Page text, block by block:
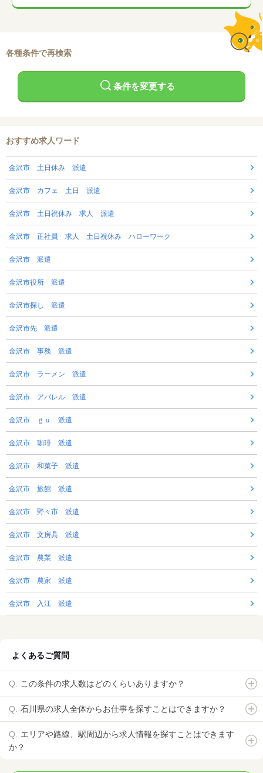
各種条件で再検索
条件を変更する
おすすめ求人ワード
金沢市 土日休み 派遣
金沢市 カフェ 土日 派遣
金沢市 土日祝休み 求人 派遣
金沢市 正社員 求人 土日祝休み ハローワーク
金沢市 派遣
金沢市役所 派遣
金沢市探し 派遣
金沢市先 派遣
金沢市 事務 派遣
金沢市 ラーメン 派遣
金沢市 アパレル 派遣
金沢市 ｇｕ 派遣
金沢市 珈琲 派遣
金沢市 和菓子 派遣
金沢市 旅館 派遣
金沢市 野々市 派遣
金沢市 文房具 派遣
金沢市 農業 派遣
金沢市 農家 派遣
金沢市 入江 派遣
よくあるご質問
この条件の求人数はどのくらいありますか？
石川県の求人全体からお仕事を探すことはできますか？
エリアや路線、駅周辺から求人情報を探すことはできます
か？